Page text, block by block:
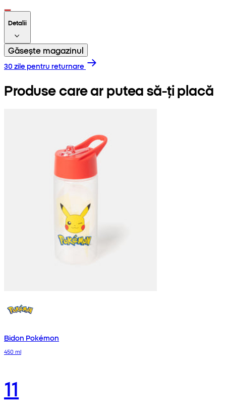
Detalii
Găsește magazinul
30 zile pentru returnare
Produse care ar putea să-ți placă
Bidon Pokémon
450 ml
11